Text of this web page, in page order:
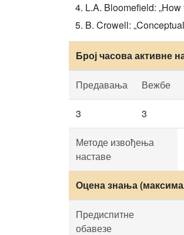
L.A. Bloomefield:
B. Crowell:
Број часова активне
Предавања Вежбе
3 3
Методе извођења
наставе
Оцена знања
Предиспитне
обавезе